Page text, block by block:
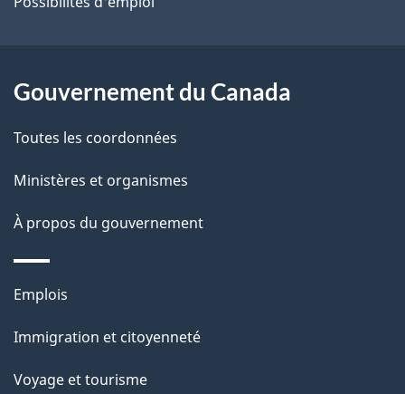
site
Gouvernement du Canada
Toutes les coordonnées
Ministères et organismes
À propos du gouvernement
Thèmes
sujets
Emplois
Immigration et citoyenneté
Voyage et tourisme